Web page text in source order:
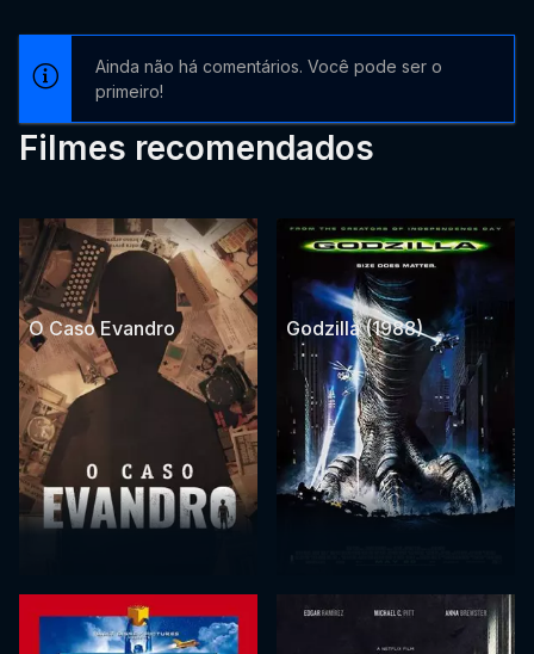
Ainda não há comentários. Você pode ser o
primeiro!
Filmes recomendados
O Caso Evandro Godzilla (1988)